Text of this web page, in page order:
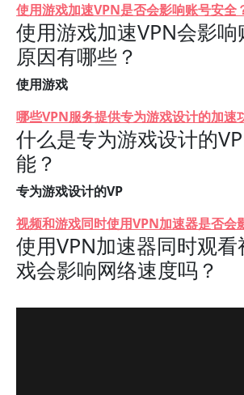
使用游戏加速VPN是否会影响账号安全
使用游戏加速VPN会影
原因有哪些？
使用游戏
哪些VPN服务提供专为游戏设计的加速
什么是专为游戏设计的
能？
专为游戏设计的VP
视频和游戏同时使用VPN加速器是否会
使用VPN加速器同时观
戏会影响网络速度吗？